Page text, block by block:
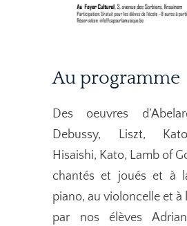
Au programme
Des oeuvres
Debussy, Liszt,
Hisaishi, Kato,​ Lamb of
chantés et joués et à
piano, au violoncelle et à
par nos élèves